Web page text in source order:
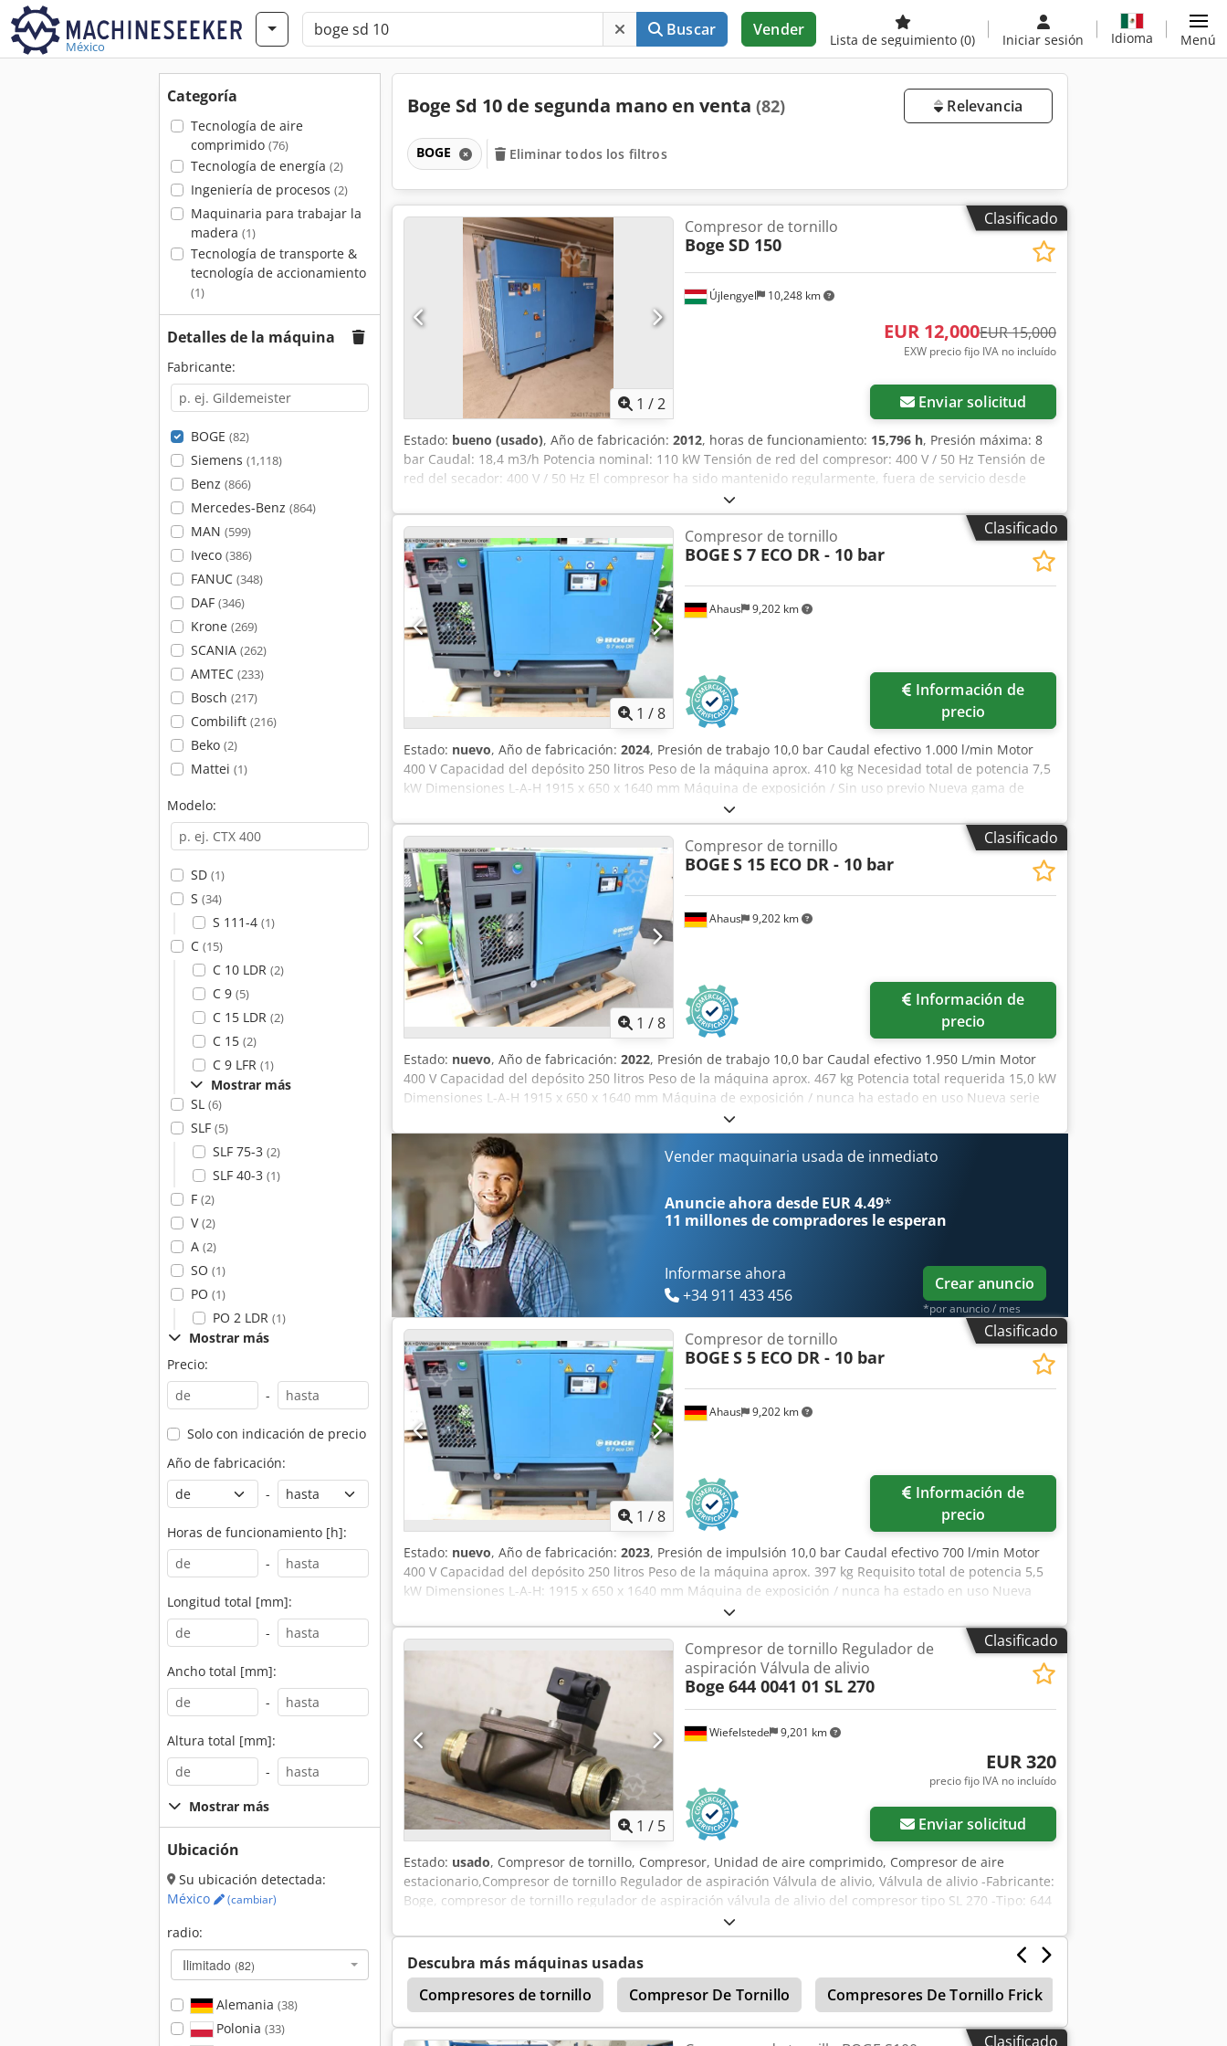
México
Buscar Vender
Lista de seguimiento (0) Iniciar sesión Idioma Menú
Categoría
Tecnología de aire
comprimido (76)
Tecnología de energía (2)
Ingeniería de procesos (2)
Maquinaria para trabajar la
madera (1)
Tecnología de transporte &
tecnología de accionamiento
(1)
Detalles de la máquina
Fabricante:
BOGE (82)
Siemens (1,118)
Benz (866)
Mercedes-Benz (864)
MAN (599)
Iveco (386)
FANUC (348)
DAF (346)
Krone (269)
SCANIA (262)
AMTEC (233)
Bosch (217)
Combilift (216)
Beko (2)
Mattei (1)
Modelo:
SD (1)
S (34)
S 111-4 (1)
C (15)
C 10 LDR (2)
C 9 (5)
C 15 LDR (2)
C 15 (2)
C 9 LFR (1)
Mostrar más
SL (6)
SLF (5)
SLF 75-3 (2)
SLF 40-3 (1)
F (2)
V(2)
A (2)
SO (1)
PO (1)
PO 2 LDR (1)
Mostrar más
Precio:
-
Solo con indicación de precio
Año de fabricación:
-
Horas de funcionamiento [h]:
-
Longitud total [mm]:
-
Ancho total [mm]:
-
Altura total [mm]:
-
Mostrar más
Ubicación
Su ubicación detectada:
México
(cambiar)
radio:
Ilimitado (82)
Alemania (38)
Polonia (33)
Boge Sd 10 de segunda mano en venta (82) Relevancia
BOGE Eliminar todos los filtros
Clasificado
Pedir más fotos
1 /2
Újlengyel 10,248 km
Compresor de tornillo
Boge SD 150
EUR 12,000EUR 15,000
EXW precio fijo IVA no incluído
Enviar solicitud
Estado: bueno (usado), Año de fabricación: 2012, horas de funcionamiento: 15,796 h, Presión máxima: 8
bar Caudal: 18,4 m3/h Potencia nominal: 110 kW Tensión de red del compresor: 400 V / 50 Hz Tensión de
red del secador: 400 V / 50 Hz El compresor ha sido mantenido regularmente, fuera de servicio desde
Clasificado
1 /8
Ahaus 9,202 km
Compresor de tornillo
BOGE S 7 ECO DR - 10 bar
precio
Estado: nuevo, Año de fabricación: 2024, Presión de trabajo 10,0 bar Caudal efectivo 1.000 l/min Motor
400 V Capacidad del depósito 250 litros Peso de la máquina aprox. 410 kg Necesidad total de potencia 7,5
kW Dimensiones L-A-H 1915 x 650 x 1640 mm Máquina de exposición / Sin uso previo Nueva gama de
modelos BOGE SOLID ~ Precio de lista: 9.450 euros / Precio especial a consultar Fabricado en Alemania
Equipamiento: - Con depósito y secador / Listo para usar inmediatamente - Control por microprocesador
SOLID base control - Sensor de presión de red - Sistema de accionamiento por correa - Baja temperatura
del aire comprimido gracias al post-enfriador eficiente Djdsxaby Nepfx Alyekr - Depósito de aire
comprimido submontado en horizontal - Incluye secador frigorífico de aire comprimido * Funcionamiento
automático con prefiltro y postfiltro (instalados) (disponible también con 7,5 bar)
Clasificado
1 /8
Ahaus 9,202 km
Compresor de tornillo
BOGE S 15 ECO DR - 10 bar
precio
Estado: nuevo, Año de fabricación: 2022, Presión de trabajo 10,0 bar Caudal efectivo 1.950 L/min Motor
400 V Capacidad del depósito 250 litros Peso de la máquina aprox. 467 kg Potencia total requerida 15,0 kW
Dimensiones L-A-H 1915 x 650 x 1640 mm Máquina de exposición / nunca ha estado en uso Nueva serie
de modelos BOGE SOLID Precio de lista: 13.576 euros / precio especial bajo consulta Fabricado en
Alemania Equipamiento: - con depósito y secador / lista para su uso inmediato - Controlador por
microprocesador SOLID base control Dksdpfsw U U Scjx Alyor - Sensor de presión de red - Sistema de
transmisión por correa - Baja temperatura del aire comprimido gracias al eficiente posenfriador -
Depósito de aire comprimido dispuesto horizontalmente en la base - Incluye secador frigorífico de aire
comprimido * Funcionamiento automático con prefiltro y posfiltro (instalados) (También disponible con 7,5
bar)
Vender maquinaria usada de inmediato
Anuncie ahora desde EUR 4.49*
11 millones de compradores le esperan
Informarse ahora
+34 911 433 456
Crear anuncio
*por anuncio / mes
Clasificado
1 /8
Ahaus 9,202 km
Compresor de tornillo
BOGE S 5 ECO DR - 10 bar
precio
Estado: nuevo, Año de fabricación: 2023, Presión de impulsión 10,0 bar Caudal efectivo 700 l/min Motor
400 V Capacidad del depósito 250 litros Peso de la máquina aprox. 397 kg Requisito total de potencia 5,5
kW Dimensiones L-A-H: 1915 x 650 x 1640 mm Máquina de exposición / nunca ha estado en uso Nueva
serie de modelos BOGE SOLID ~ Precio de catálogo: 8.848 euros / Precio especial a consultar Fabricado en
Alemania Equipamiento: - Con depósito y secador / listo para su uso inmediato - Controlador por
microprocesador SOLID base control - Sensor de presión de red - Sistema de transmisión por correa - Baja
temperatura del aire comprimido gracias a un eficiente post-enfriador - Depósito de aire comprimido
integrado horizontalmente - Incluye secador frigorífico para aire comprimido * Funcionamiento
automático con prefiltro y posfiltro (instalado) Dkedsxaahxepfx Alysr (También disponible con 7,5 bar)
Clasificado
1 / 5
Wiefelstede 9,201 km
Compresor de tornillo Regulador de
aspiración Válvula de alivio
Boge 644 0041 01 SL 270
EUR 320
precio fijo IVA no incluído
Enviar solicitud
Estado: usado, Compresor de tornillo, Compresor, Unidad de aire comprimido, Compresor de aire
estacionario,Compresor de tornillo Regulador de aspiración Válvula de alivio, Válvula de alivio -Fabricante:
Boge, compresor de tornillo regulador de aspiración válvula de alivio del compresor tipo SL 270 -Tipo: 644
0041 01 Djdpfjppdhnjx Alyskr -Presión: 0,5 - 10 bar bar -Dimensiones: 195/100/H140 mm -Peso: 2,0 kg
Descubra más máquinas usadas
Compresores de tornillo
Compresor De Tornillo Compresores De Tornillo Frick
Desbarbador De Aire Comprimido
Clasificado